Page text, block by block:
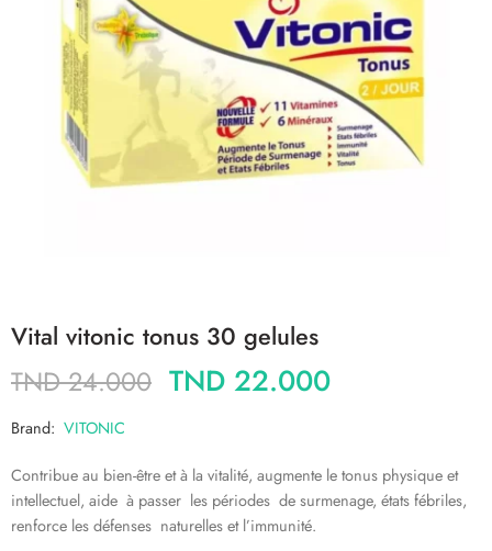
Vital vitonic tonus 30 gelules
TND24.000 TND 22.000
Brand: VITONIC
Contribue au bien-être et à la vitalité, augmente le tonus physique et
intellectuel, aide à passer les périodes de surmenage, états fébriles,
renforce les défenses naturelles et l’immunité.